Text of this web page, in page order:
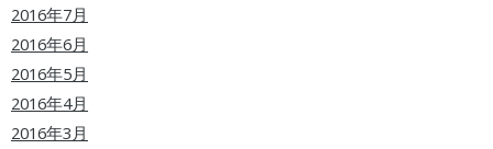
2016年7月
2016年6月
2016年5月
2016年4月
2016年3月